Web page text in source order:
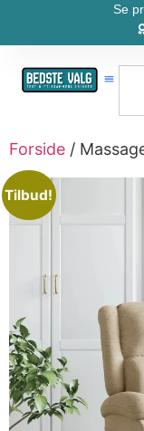
Se
Forside /
Tilbud!